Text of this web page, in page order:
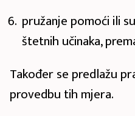
pružanje pomoći ili
štetnih učinaka,
Također se predlažu
provedbu tih mjera.